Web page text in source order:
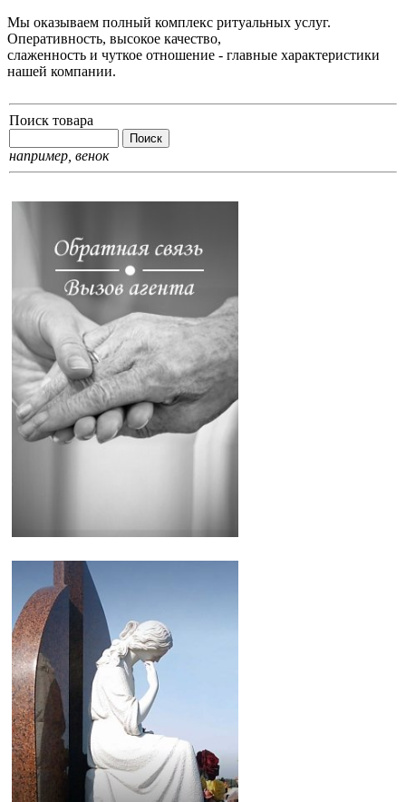
Мы оказываем полный комплекс ритуальных услуг.
Оперативность, высокое качество,
слаженность и чуткое отношение - главные характеристики
нашей компании.
Поиск товара
например, венок